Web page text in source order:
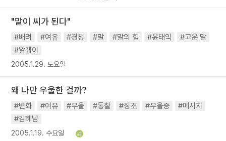
"말이 씨가 된다"
#배려 #여유 #경청 #말 #말의 힘 #윤태익
#고운 말
#알갱이
2005.1.29. 토요일
왜 나만 우울한 걸까?
#변화 #여유 #우울 #통찰 #징조 #우울증
#메시지
#김혜남
2005.1.19. 수요일